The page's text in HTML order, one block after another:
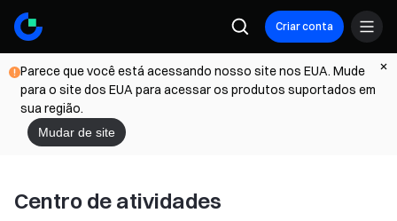
Criar conta
Parece que você está acessando nosso site nos EUA. Mude
para o site dos EUA para acessar os produtos suportados em
sua região.
Mudar de site
Centro de atividades